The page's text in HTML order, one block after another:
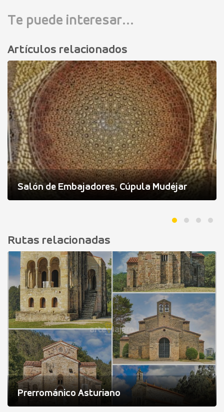
Te puede interesar...
Artículos relacionados
Salón de Embajadores, Cúpula Mudéjar
Rutas relacionadas
Prerrománico Asturiano